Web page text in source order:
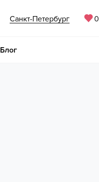
Санкт-Петербург 0
Блог